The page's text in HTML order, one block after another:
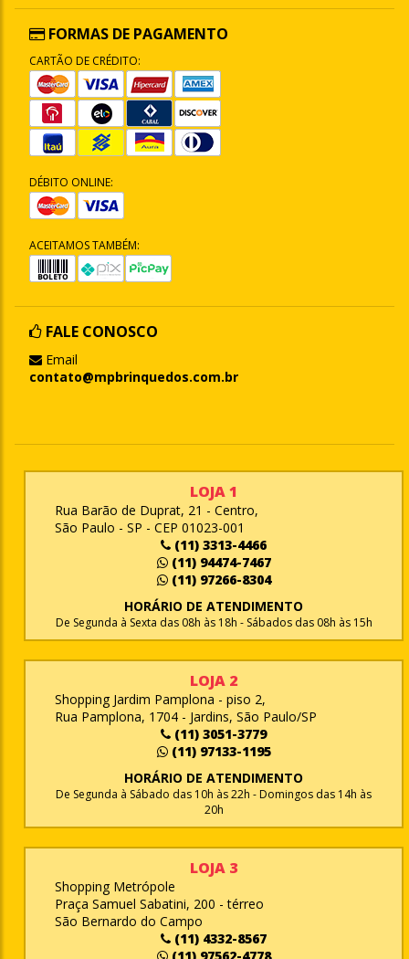
FORMAS DE PAGAMENTO
CARTÃO DE CRÉDITO:
DÉBITO ONLINE:
ACEITAMOS TAMBÉM:
FALE CONOSCO
Email
contato@mpbrinquedos.com.br
LOJA 1
Rua Barão de Duprat, 21 - Centro,
São Paulo - SP - CEP 01023-001
(11) 3313-4466
(11) 94474-7467
(11) 97266-8304
HORÁRIO DE ATENDIMENTO
De Segunda à Sexta das 08h às 18h - Sábados das 08h às 15h
LOJA 2
Shopping Jardim Pamplona - piso 2,
Rua Pamplona, 1704 - Jardins, São Paulo/SP
(11) 3051-3779
(11) 97133-1195
HORÁRIO DE ATENDIMENTO
De Segunda à Sábado das 10h às 22h - Domingos das 14h às
20h
LOJA 3
Shopping Metrópole
Praça Samuel Sabatini, 200 - térreo
São Bernardo do Campo
(11) 4332-8567